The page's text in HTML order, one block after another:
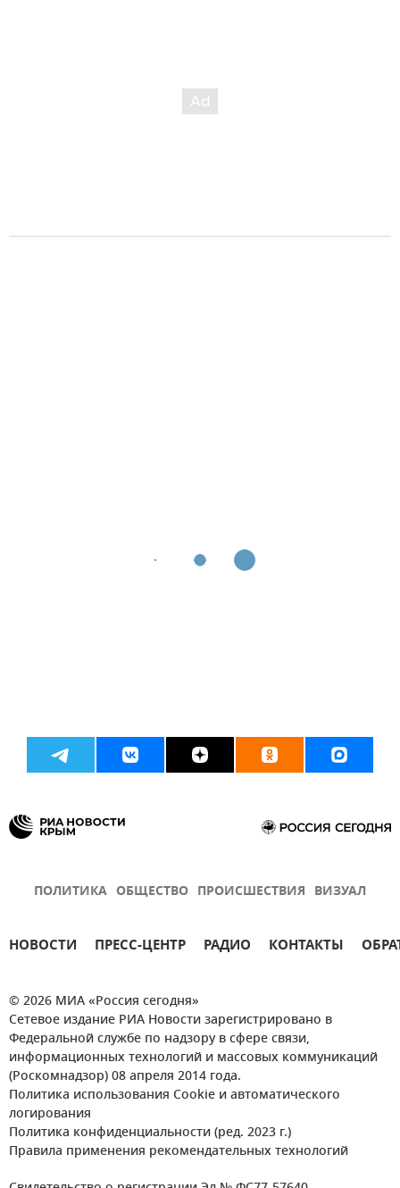
ПОЛИТИКА ОБЩЕСТВО ПРОИСШЕСТВИЯ ВИЗУАЛ
НОВОСТИ ПРЕСС-ЦЕНТР РАДИО КОНТАКТЫ
© 2026 МИА «Россия сегодня»
Сетевое издание РИА Новости зарегистрировано в
Федеральной службе по надзору в сфере связи,
информационных технологий и массовых коммуникаций
(Роскомнадзор) 08 апреля 2014 года.
Политика использования Cookie и автоматического
логирования
Политика конфиденциальности (ред. 2023 г.)
Правила применения рекомендательных технологий